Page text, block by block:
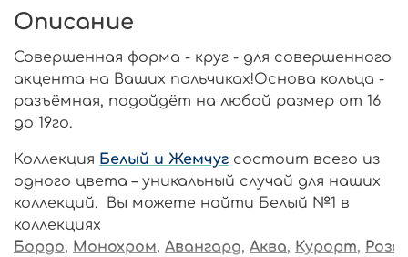
Описание
Совершенная форма - круг - для совершенного
акцента на Ваших пальчиках!Основа кольца -
разъёмная, подойдёт на любой размер от 16
до 19го.
Коллекция Белый и Жемчуг состоит всего из
одного цвета – уникальный случай для наших
коллекций. Вы можете найти Белый №1 в
коллекциях
Бордо, Монохром, Авангард, Аква, Курорт,